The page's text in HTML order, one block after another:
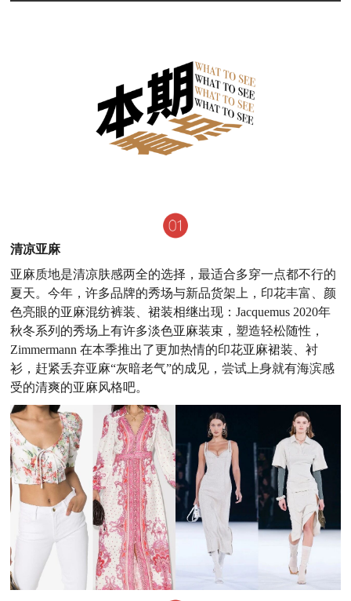
清凉亚麻
亚麻质地是清凉肤感两全的选择，最适合多穿一点都不行的
夏天。今年，许多品牌的秀场与新品货架上， 印花丰富、颜
色亮眼的亚麻混纺裤装、裙装相继出现：Jacquemus 2020年
秋冬系列的秀场上有许多淡色亚麻装束，塑造轻松随性，
Zimmermann 在本季推出了更加热情的印花亚麻裙装、衬
衫，赶紧丢弃亚麻“灰暗老气”的成见，尝试 上身就有海滨感
受的清爽的亚麻风格吧。